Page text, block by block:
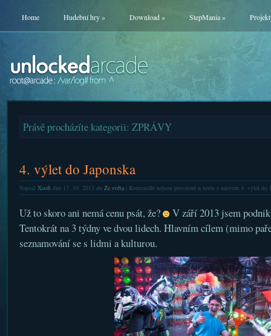
Home Hudební hry» Download» StepMania»
Právě procházíte kategorii: ZPRÁVY
4. výlet do Japonska
Napsal Xsoftdne 17. 10. 2013 do Ze světa| Komentáře nejsou povolenéu textu s názvem 4. výlet do
Už to skoro ani nemá cenu psát, že?
V září 2013 jsem
Tentokrát na 3 týdny ve dvou lidech. Hlavním cílem (mimo
seznamování se s lidmi a kulturou.